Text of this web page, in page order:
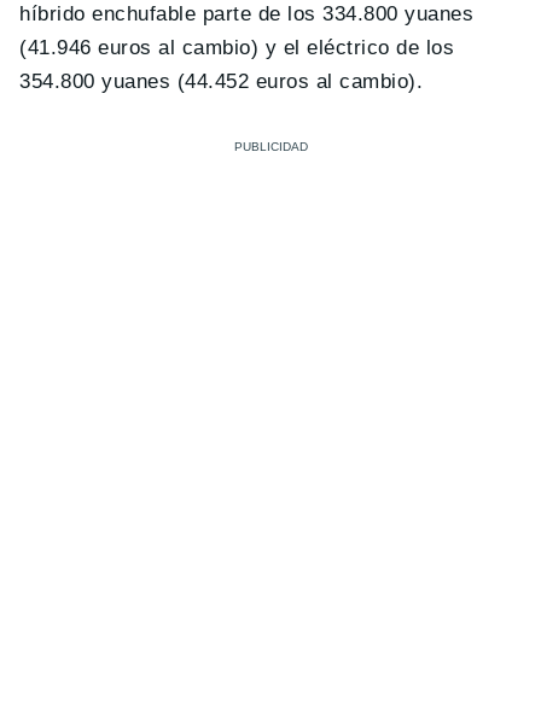
híbrido enchufable parte de los 334.800 yuanes
(41.946 euros al cambio) y el eléctrico de los
354.800 yuanes (44.452 euros al cambio).